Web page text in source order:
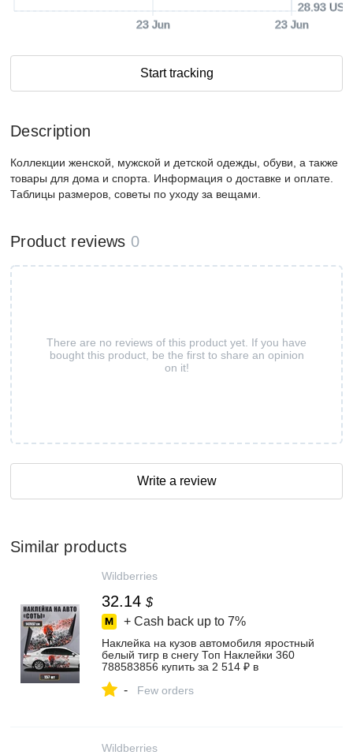
23 Jun 23 Jun
28.93 USD
Start tracking
Description
Коллекции женской, мужской и детской одежды, обуви, а также
товары для дома и спорта. Информация о доставке и оплате.
Таблицы размеров, советы по уходу за вещами.
Product reviews 0
There are no reviews of this product yet. If you have
bought this product, be the first to share an opinion
on it!
Write a review
Similar products
Wildberries
32.14 $
+ Cash back up to 7%
Наклейка на кузов автомобиля яростный
белый тигр в снегу Топ Наклейки 360
788583856 купить за 2 514 ₽ в
- Few orders
Wildberries